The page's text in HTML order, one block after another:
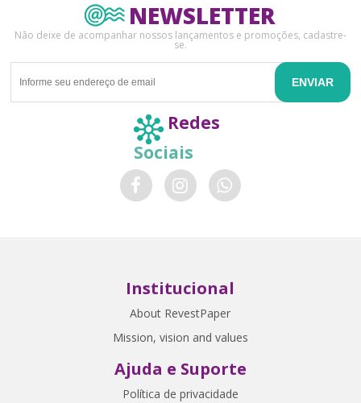
NEWSLETTER
Não deixe de acompanhar nossos lançamentos e promoções, cadastre-
se.
ENVIAR
Redes
Sociais
Institucional
About RevestPaper
Mission, vision and values
Ajuda e Suporte
Política de privacidade